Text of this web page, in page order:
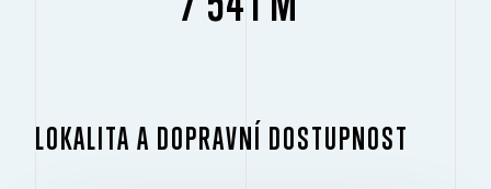
LOKALITA A DOPRAVNÍ DOSTUPNOST